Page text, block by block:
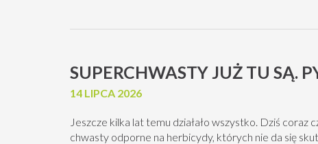
SUPERCHWASTY JUŻ TU SĄ.
14 LIPCA 2026
Jeszcze kilka lat temu działało wszystko. Dziś coraz
chwasty odporne na herbicydy, których nie da się